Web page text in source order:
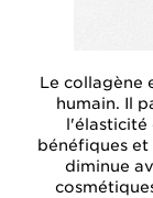
Le collagène
humain. Il
l'élasticité
bénéfiques
diminue